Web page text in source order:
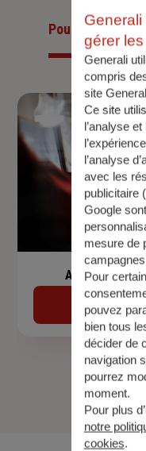
Pour les
Assurance
gérer
Generali
compris
site
Ce site
l’analyse
l’analyse
avec les
publicitaire
Google
mesure de
Pour
pouvez
bien tous
décider de
navigation
pourrez
moment.
Pour plus
notre
cookies.